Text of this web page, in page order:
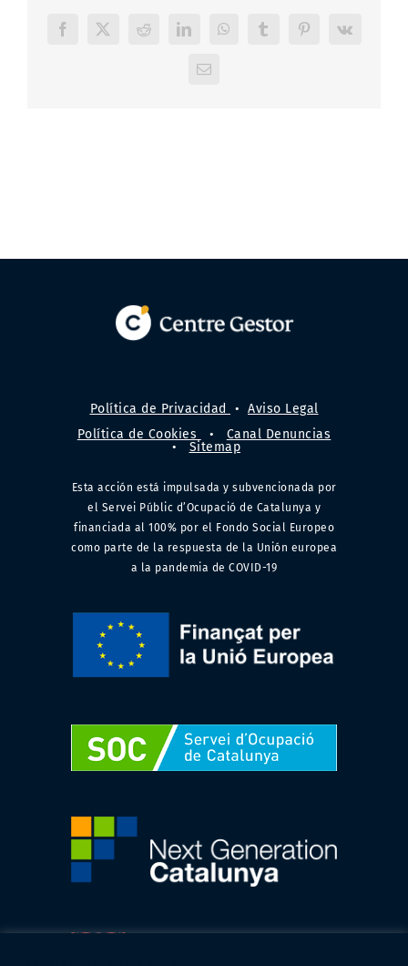
Facebook
X RedditLinkedInWhatsAppTumblrPinterest
Vk
Correo
Política de Privacidad • Aviso Legal
Política de Cookies
•
Canal Denuncias
•
Sitemap
Esta acción está impulsada y subvencionada por
el Servei Públic d’Ocupació de Catalunya y
financiada al 100% por el Fondo Social Europeo
como parte de la respuesta de la Unión europea
a la pandemia de COVID-19